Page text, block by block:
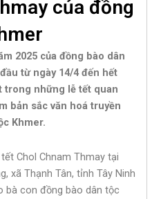
của đồng
2025 của đồng bào dân
từ ngày 14/4 đến hết
trong những lễ tết quan
bản sắc văn hoá truyền
Khmer.
Chol Chnam Thmay tại
xã Thạnh Tân, tỉnh Tây Ninh
bà con đồng bào dân tộc